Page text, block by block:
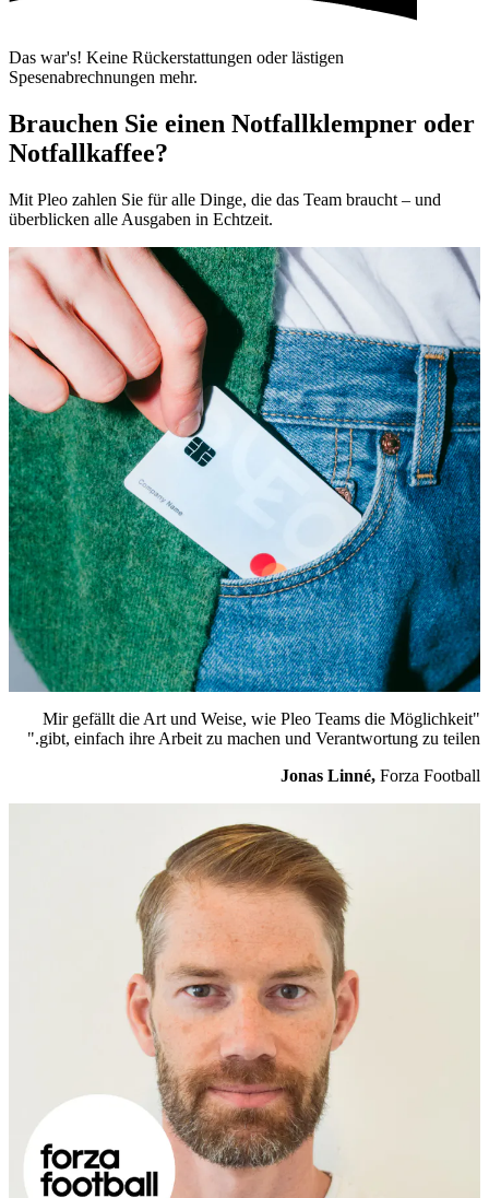
Das war's! Keine Rückerstattungen oder lästigen
Spesenabrechnungen mehr.
Brauchen Sie einen Notfallklempner oder
Notfallkaffee?
Mit Pleo zahlen Sie für alle Dinge, die das Team braucht – und
überblicken alle Ausgaben in Echtzeit.
"Mir gefällt die Art und Weise, wie Pleo Teams die Möglichkeit
gibt, einfach ihre Arbeit zu machen und Verantwortung zu teilen."
Jonas Linné, Forza Football